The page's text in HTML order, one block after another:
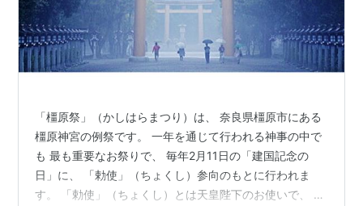
「橿原祭」（かしはらまつり）は、 奈良県橿原市にある
橿原神宮の例祭です。 一年を通じて行われる神事の中で
も 最も重要なお祭りで、 毎年2月11日の「建国記念の
日」に、 「勅使」（ちょくし）参向のもとに行われま
す。 「勅使」（ちょくし）とは天皇陛下のお使いで、 天